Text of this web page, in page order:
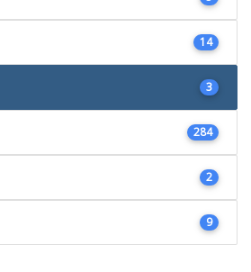
14
3
284
2
9